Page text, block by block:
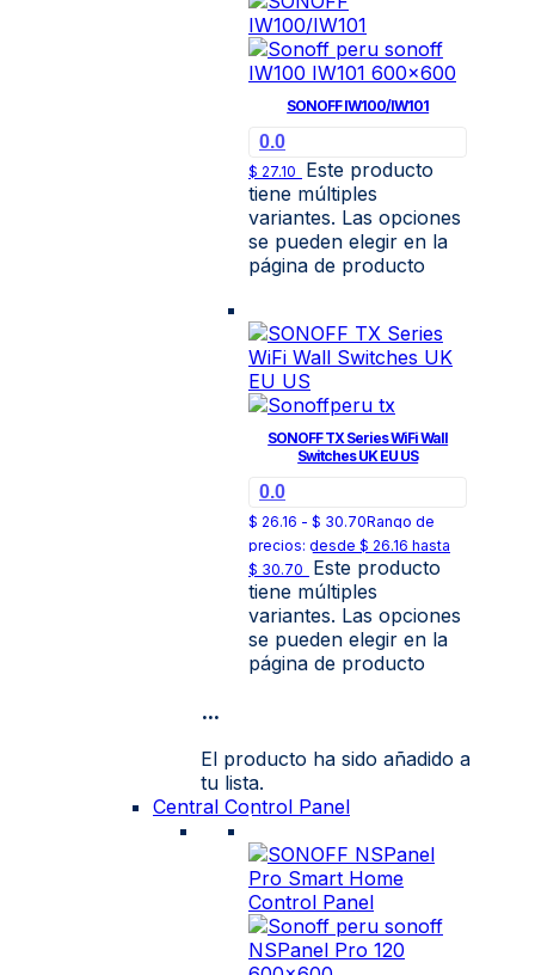
SONOFF IW100/IW101
0.0
$ 27.10
Este producto
tiene múltiples
variantes. Las opciones
se pueden elegir en la
página de producto
SONOFF TX Series WiFi Wall
Switches UK EU US
0.0
$ 26.16 - $ 30.70Rango de
precios: desde $ 26.16 hasta
$ 30.70
Este producto
tiene múltiples
variantes. Las opciones
se pueden elegir en la
página de producto
...
El producto ha sido añadido a
tu lista.
Central Control Panel